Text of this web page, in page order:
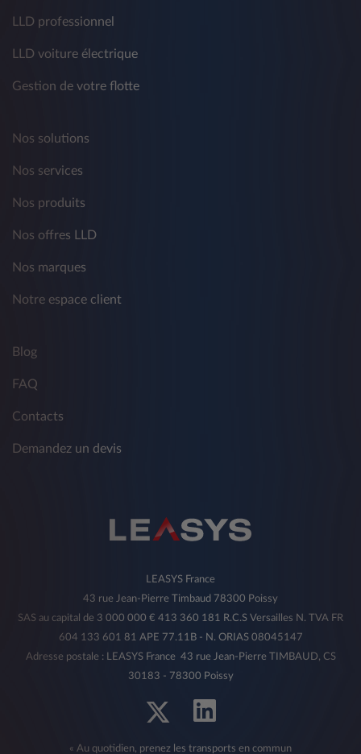
LLD professionnel
LLD voiture électrique
Gestion de votre flotte
Nos solutions
Nos services
Nos produits
Nos offres LLD
Nos marques
Notre espace client
Blog
FAQ
Contacts
Demandez un devis
LEASYS France
43 rue Jean-Pierre Timbaud 78300 Poissy
SAS au capital de 3 000 000 € 413 360 181 R.C.S Versailles N. TVA FR
604 133 601 81 APE 77.11B - N. ORIAS 08045147
Adresse postale : LEASYS France 43 rue Jean-Pierre TIMBAUD, CS
30183 - 78300 Poissy
« Au quotidien, prenez les transports en commun